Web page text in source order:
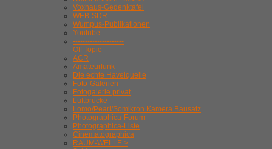
Voxhaus-Gedenktafel
WEB-SDR
Wumpus-Publikationen
Youtube
---------------------
Off Topic
ACR
Amateurfunk
Die echte Havelquelle
Foto-Galerien
Fotogalerie privat
Luftbrücke
Lomo/Pearl/Somikron Kamera Bausatz
Photographica-Forum
Photographica-Liste
Cinematographica
RAUM-WELLE >